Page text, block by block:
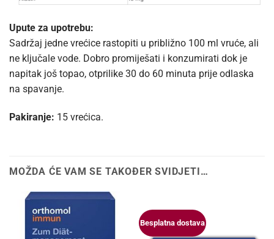
Upute za upotrebu:
Sadržaj jedne vrećice rastopiti u približno 100 ml vruće, ali
ne ključale vode. Dobro promiješati i konzumirati dok je
napitak još topao, otprilike 30 do 60 minuta prije odlaska
na spavanje.
Pakiranje: 15 vrećica.
MOŽDA ĆE VAM SE TAKOĐER SVIDJETI…
Besplatna dostava